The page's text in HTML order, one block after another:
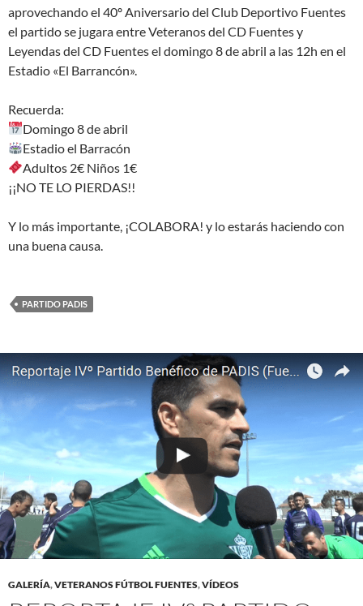
aprovechando el 40º Aniversario del Club Deportivo Fuentes
el partido se jugara entre Veteranos del CD Fuentes y
Leyendas del CD Fuentes el domingo 8 de abril a las 12h en el
Estadio «El Barrancón».
Recuerda:
Domingo 8 de abril
Estadio el Barracón
Adultos 2€ Niños 1€
¡¡NO TE LO PIERDAS!!
Y lo más importante, ¡COLABORA! y lo estarás haciendo con
una buena causa.
PARTIDO PADIS
GALERÍA,VETERANOS FÚTBOL FUENTES,VÍDEOS